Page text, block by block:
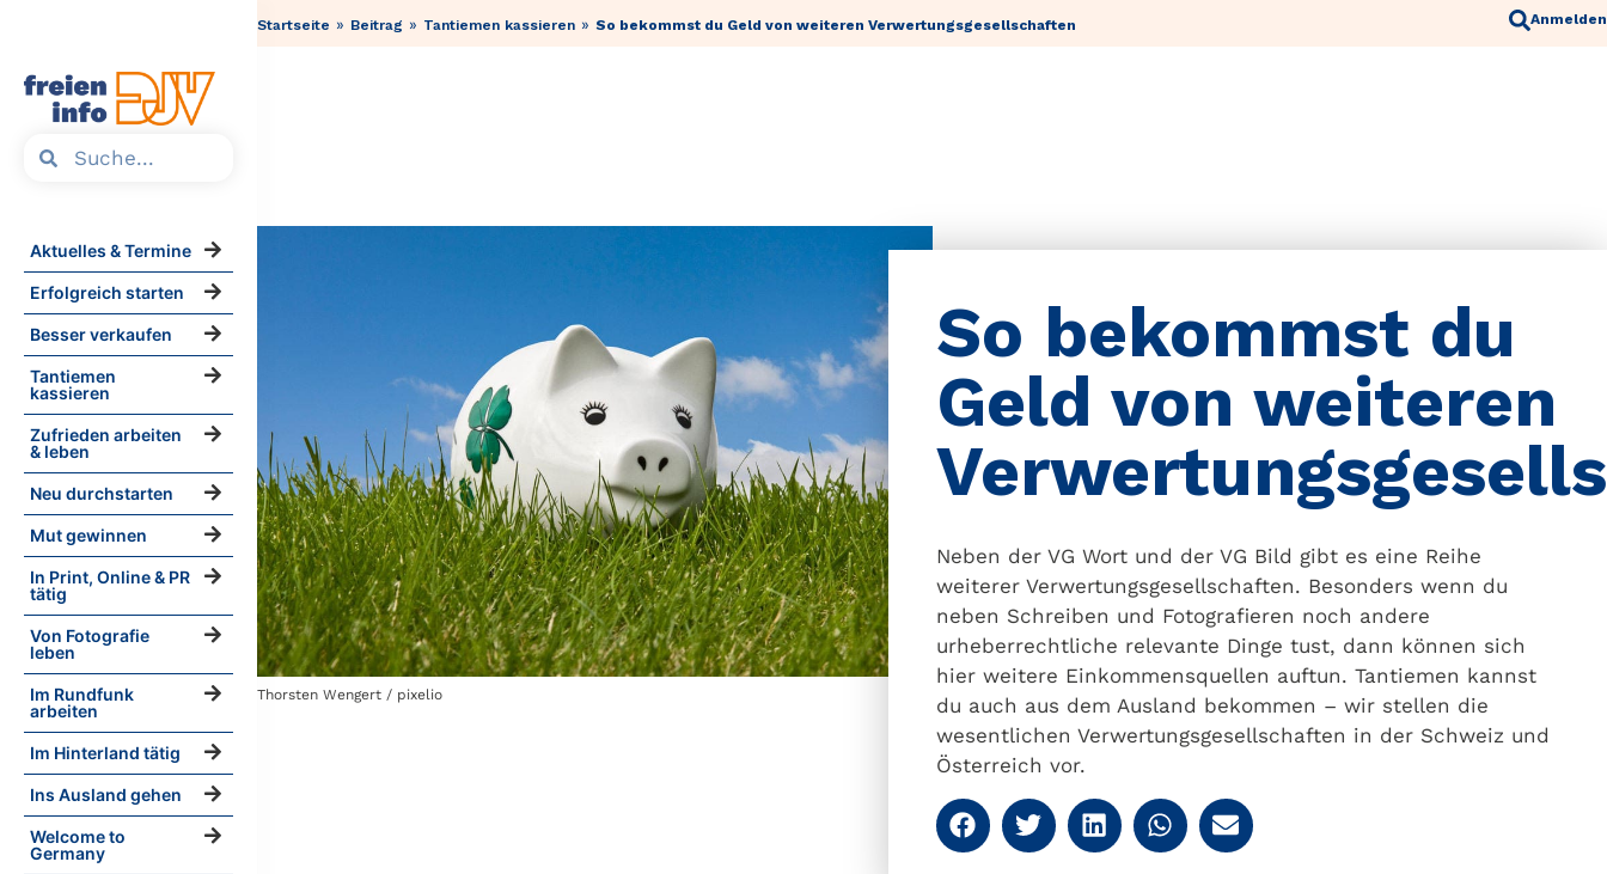
Aktuelles & Termine
Erfolgreich starten
Besser verkaufen
Tantiemen
kassieren
Zufrieden arbeiten
& leben
Neu durchstarten
Mut gewinnen
In Print, Online & PR
tätig
Von Fotografie
leben
Im Rundfunk
arbeiten
Im Hinterland tätig
Ins Ausland gehen
Welcome to
Germany
Startseite » Beitrag » Tantiemen kassieren »So bekommst du Geld von weiteren Verwertungsgesellschaften Anmelden
Thorsten Wengert / pixelio
So bekommst du
Geld von weiteren
Neben der VG Wort und der VG Bild gibt es eine Reihe
weiterer Verwertungsgesellschaften. Besonders wenn du
neben Schreiben und Fotografieren noch andere
urheberrechtliche relevante Dinge tust, dann können sich
hier weitere Einkommensquellen auftun. Tantiemen kannst
du auch aus dem Ausland bekommen – wir stellen die
wesentlichen Verwertungsgesellschaften in der Schweiz und
Österreich vor.